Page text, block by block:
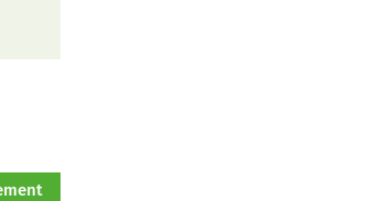
Hof-Management